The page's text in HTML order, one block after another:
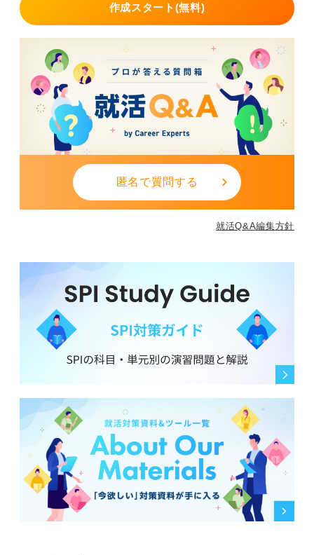
作成スタート(無料)
匿名で質問する
就活Q&A編集方針